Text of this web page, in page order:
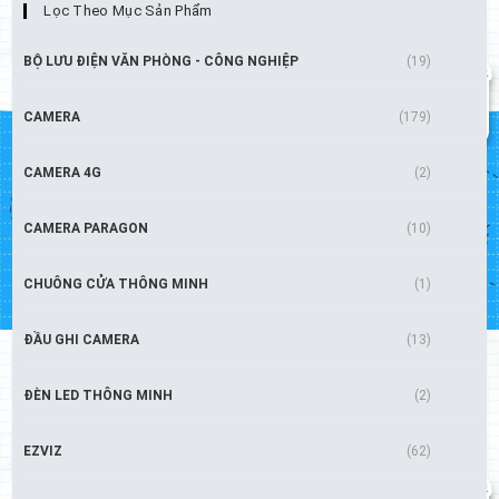
Lọc Theo Mục Sản Phẩm
BỘ LƯU ĐIỆN VĂN PHÒNG - CÔNG NGHIỆP (19)
CAMERA (179)
CAMERA 4G (2)
CAMERA PARAGON (10)
CHUÔNG CỬA THÔNG MINH (1)
ĐẦU GHI CAMERA (13)
ĐÈN LED THÔNG MINH (2)
EZVIZ (62)